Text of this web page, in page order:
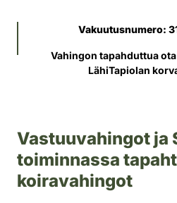
Vakuutusnumero:
Vahingon tapahduttua
LähiTapiolan
Vastuuvahingot ja
toiminnassa
koiravahingot